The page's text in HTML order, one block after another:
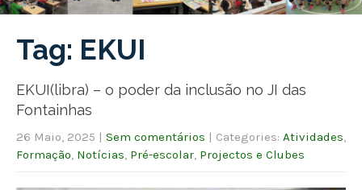
Tag: EKUI
EKUI(libra) – o poder da inclusão no JI das
Fontainhas
26 Maio, 2025 | Sem comentários | Categories: Atividades
Formação Notícias Pré-escolar Projectos e Clubes